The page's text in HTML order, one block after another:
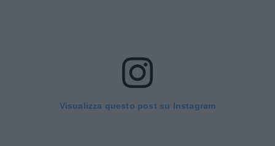
Visualizza questo post su Instagram